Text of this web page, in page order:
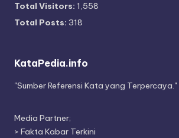
Total Visitors: 1,558
Total Posts: 318
KataPedia.info
"Sumber Referensi Kata yang Terpercaya."
Media Partner;
> Fakta Kabar Terkini